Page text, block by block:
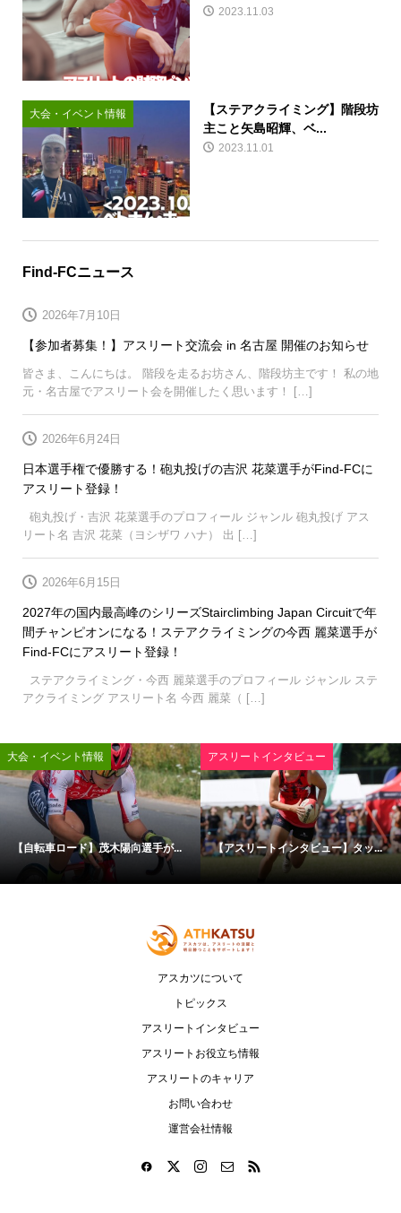
2023.11.03
大会・イベント情報
【ステアクライミング】階段坊
主こと矢島昭輝、ベ...
2023.11.01
Find-FCニュース
【参加者募集！】アスリート交流会 in 名古屋 開催のお知らせ
2026年7月10日
皆さま、こんにちは。 階段を走るお坊さん、階段坊主です！ 私の地
元・名古屋でアスリート会を開催したく思います！ […]
日本選手権で優勝する！砲丸投げの吉沢 花菜選手がFind-FCに
アスリート登録！
2026年6月24日
砲丸投げ・吉沢 花菜選手のプロフィール ジャンル 砲丸投げ アス
リート名 吉沢 花菜（ヨシザワ ハナ） 出 […]
2027年の国内最高峰のシリーズStairclimbing Japan Circuitで年
間チャンピオンになる！ステアクライミングの今西 麗菜選手が
Find-FCにアスリート登録！
2026年6月15日
ステアクライミング・今西 麗菜選手のプロフィール ジャンル ステ
アクライミング アスリート名 今西 麗菜（ […]
大会・イベント情報
【自転車ロード】茂木陽向選手が...
アスリートインタビュー
【アスリートインタビュー】タッ...
アスカツについて
トピックス
アスリートインタビュー
アスリートお役立ち情報
アスリートのキャリア
お問い合わせ
運営会社情報